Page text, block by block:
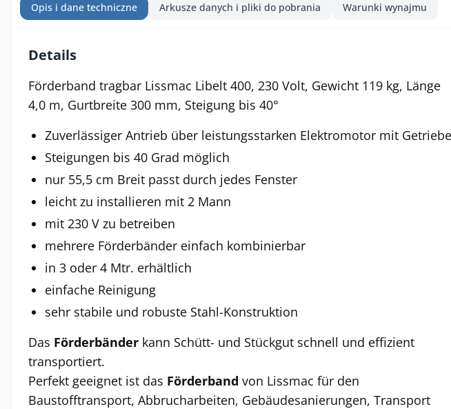
Opis i dane techniczne Arkusze danych i pliki do pobrania Warunki wynajmu
Details
Förderband tragbar Lissmac Libelt 400, 230 Volt, Gewicht 119 kg, Länge
4,0 m, Gurtbreite 300 mm, Steigung bis 40°
Zuverlässiger Antrieb über leistungsstarken Elektromotor mit Getriebe
Steigungen bis 40 Grad möglich
nur 55,5 cm Breit passt durch jedes Fenster
leicht zu installieren mit 2 Mann
mit 230 V zu betreiben
mehrere Förderbänder einfach kombinierbar
in 3 oder 4 Mtr. erhältlich
einfache Reinigung
sehr stabile und robuste Stahl-Konstruktion
Das Förderbänder kann Schütt- und Stückgut schnell und effizient
transportiert.
Perfekt geeignet ist das Förderband von Lissmac für den
Baustofftransport, Abbrucharbeiten, Gebäudesanierungen, Transport